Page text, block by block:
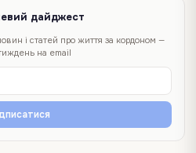
дайджест
і статей про життя за кордоном —
на email